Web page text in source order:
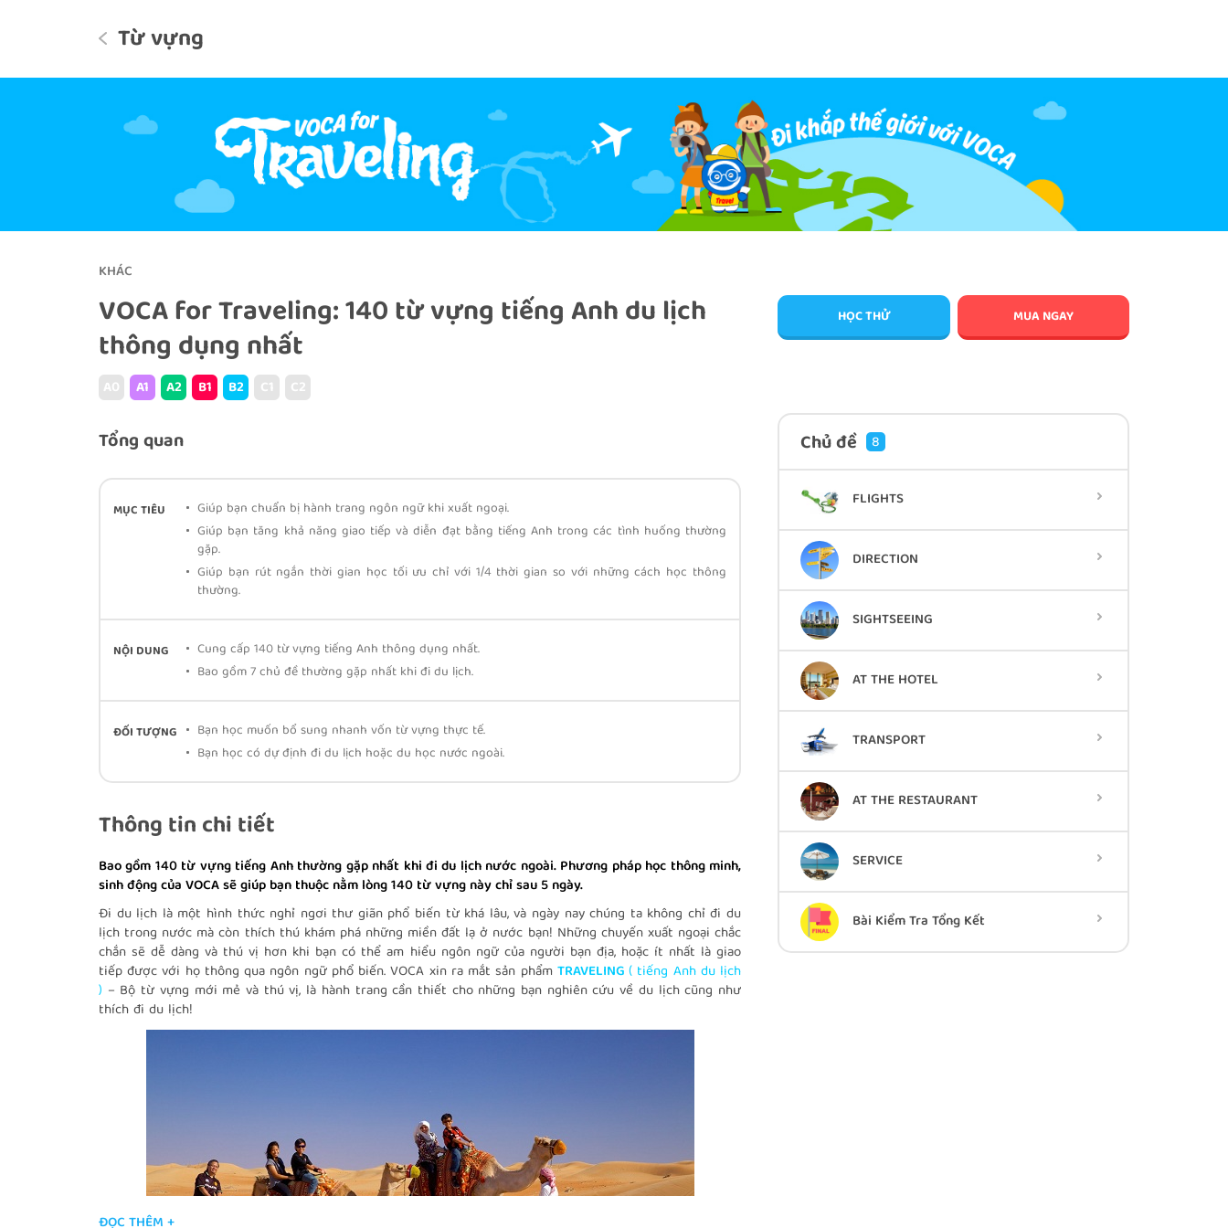
Từ vựng
KHÁC
VOCA for Traveling: 140 từ vựng tiếng Anh du lịch
thông dụng nhất
A0 A1 A2 B1 B2 C1 C2
Tổng quan
MỤC TIÊU
Giúp bạn chuẩn bị hành trang ngôn ngữ khi xuất ngoại.
Giúp bạn tăng khả năng giao tiếp và diễn đạt bằng tiếng Anh trong các tình huống thường
gặp.
Giúp bạn rút ngắn thời gian học tối ưu chỉ với 1/4 thời gian so với những cách học thông
thường.
NỘI DUNG
Cung cấp 140 từ vựng tiếng Anh thông dụng nhất.
Bao gồm 7 chủ đề thường gặp nhất khi đi du lịch.
ĐỐI TƯỢNG
Bạn học muốn bổ sung nhanh vốn từ vựng thực tế.
Bạn học có dự định đi du lịch hoặc du học nước ngoài.
Thông tin chi tiết
Bao gồm 140 từ vựng tiếng Anh thường gặp nhất khi đi du lịch nước ngoài. Phương pháp học thông minh,
sinh động của VOCA sẽ giúp bạn thuộc nằm lòng 140 từ vựng này chỉ sau 5 ngày.
Đi du lịch là một hình thức nghỉ ngơi thư giãn phổ biến từ khá lâu, và ngày nay chúng ta không chỉ đi du
lịch trong nước mà còn thích thú khám phá những miền đất lạ ở nước bạn! Những chuyến xuất ngoại chắc
chắn sẽ dễ dàng và thú vị hơn khi bạn có thể am hiểu ngôn ngữ của người bạn địa, hoặc ít nhất là giao
tiếp được với họ thông qua ngôn ngữ phổ biến. VOCA xin ra mắt sản phẩm TRAVELING( tiếng Anh du lịch
) – Bộ từ vựng mới mẻ và thú vị, là hành trang cần thiết cho những bạn nghiên cứu về du lịch cũng như
thích đi du lịch!
HỌC THỬ MUA NGAY
Chủ đề 8
FLIGHTS
DIRECTION
SIGHTSEEING
AT THE HOTEL
TRANSPORT
AT THE RESTAURANT
SERVICE
Bài Kiểm Tra Tổng Kết